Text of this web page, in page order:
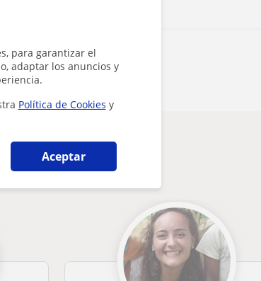
para garantizar el
adaptar los anuncios y
Política de Cookies y
Aceptar